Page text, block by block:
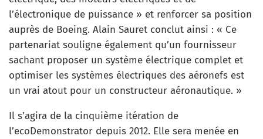
l’électronique de puissance » et renforcer sa position
auprès de Boeing. Alain Sauret conclut ainsi : « Ce
partenariat souligne également qu’un fournisseur
sachant proposer un système électrique complet et
optimiser les systèmes électriques des aéronefs est
un vrai atout pour un constructeur aéronautique. »
Il s’agira de la cinquième itération de
l’ecoDemonstrator depuis 2012. Elle sera menée en